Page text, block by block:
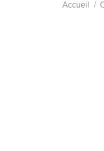
Accueil /